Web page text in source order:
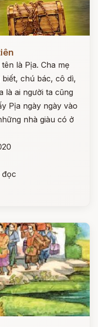
là Pịa. Cha mẹ
chú bác, cô dì,
là ai người ta cũng
Pịa ngày ngày vào
nhà giàu có ở